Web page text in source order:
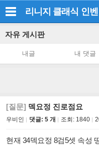
리니지 클래식 인벤
자유 게시판
내글 내 댓글
[질문] 덱요정 진로점요
우비인 댓글: 5 개 조회: 1840
현재 34덱요정 8검5셋 속성